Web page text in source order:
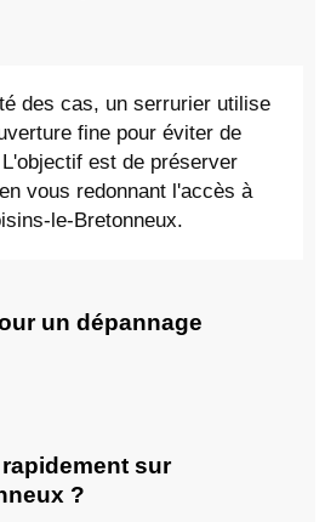
des cas, un serrurier utilise
fine pour éviter de
est de préserver
vous redonnant l'accès à
le-Bretonneux.
un dépannage
sur
?